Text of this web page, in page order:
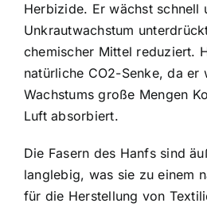
Herbizide. Er wächst schnell
Unkrautwachstum
chemischer Mittel reduziert.
natürliche CO2-Senke, da er
Wachstums große Mengen
Luft absorbiert.
Die Fasern des Hanfs sind
langlebig, was sie zu einem
für die Herstellung von